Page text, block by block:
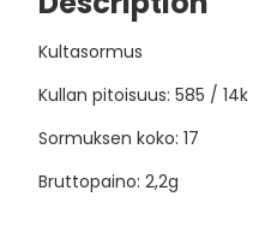
Kultasormus
Kullan pitoisuus: 585 / 14k
Sormuksen koko: 17
Bruttopaino: 2,2g